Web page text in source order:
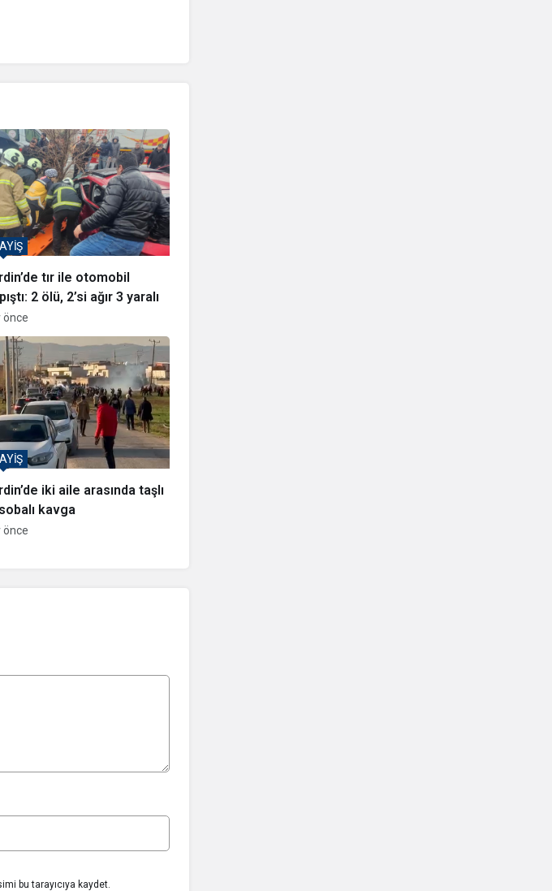
tır ile otomobil
2 ölü, 2’si ağır 3 yaralı
önce
iki aile arasında taşlı
kavga
önce
bu tarayıcıya kaydet.